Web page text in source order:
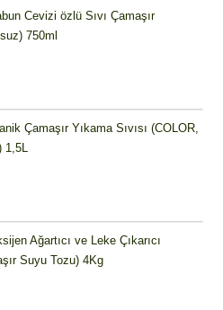
Cevizi özlü Sıvı Çamaşır
750ml
Çamaşır Yıkama Sıvısı (COLOR,
1,5L
Ağartıcı ve Leke Çıkarıcı
Suyu Tozu) 4Kg